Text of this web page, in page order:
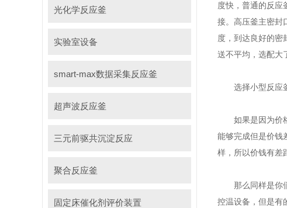
光化学反应釜
实验室设备
smart-max数据采集反应釜
超声波反应釜
三元前驱共沉淀反应
聚合反应釜
固定床催化剂评价装置
度快，普通的反应
接。高压釜主密封
度，到达良好的密
送不平均，选配大
选择小型反应釜
如果是因为价格
能够完成但是价钱
样，所以价钱有差
那么同样是你们
控温设备，但是有